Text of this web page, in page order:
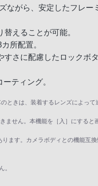
がら、安定したフレ
えることが可能。
所配置。
さに配慮したロック
ティング。
きは、装着するレンズによっ
ません。本機能を［入］にする
ます。カメラボディとの機能互
。